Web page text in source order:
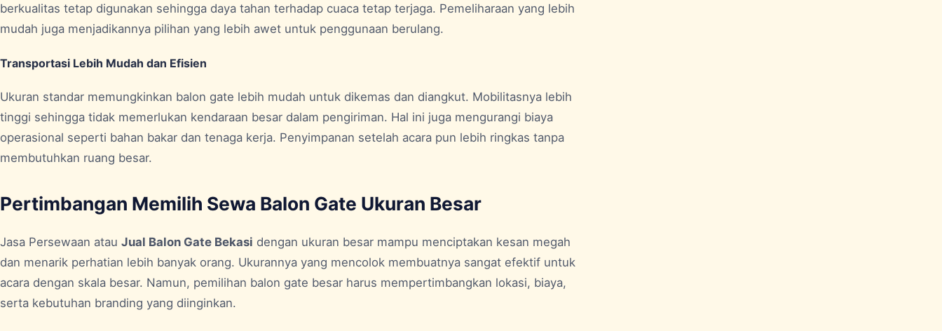
berkualitas tetap digunakan sehingga daya tahan terhadap cuaca tetap terjaga. Pemeliharaan yang lebih
mudah juga menjadikannya pilihan yang lebih awet untuk penggunaan berulang.
Transportasi Lebih Mudah dan Efisien
Ukuran standar memungkinkan balon gate lebih mudah untuk dikemas dan diangkut. Mobilitasnya lebih
tinggi sehingga tidak memerlukan kendaraan besar dalam pengiriman. Hal ini juga mengurangi biaya
operasional seperti bahan bakar dan tenaga kerja. Penyimpanan setelah acara pun lebih ringkas tanpa
membutuhkan ruang besar.
Pertimbangan Memilih Sewa Balon Gate Ukuran Besar
Jasa Persewaan atau Jual Balon Gate Bekasi dengan ukuran besar mampu menciptakan kesan megah
dan menarik perhatian lebih banyak orang. Ukurannya yang mencolok membuatnya sangat efektif untuk
acara dengan skala besar. Namun, pemilihan balon gate besar harus mempertimbangkan lokasi, biaya,
serta kebutuhan branding yang diinginkan.